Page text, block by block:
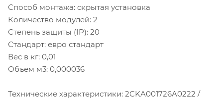
Способ монтажа: скрытая установка
Количество модулей: 2
Степень защиты (IP): 20
Стандарт: евро стандарт
Вес в кг: 0,01
Объем м3: 0,000036
Технические характеристики: 2CKA001726A0222 /